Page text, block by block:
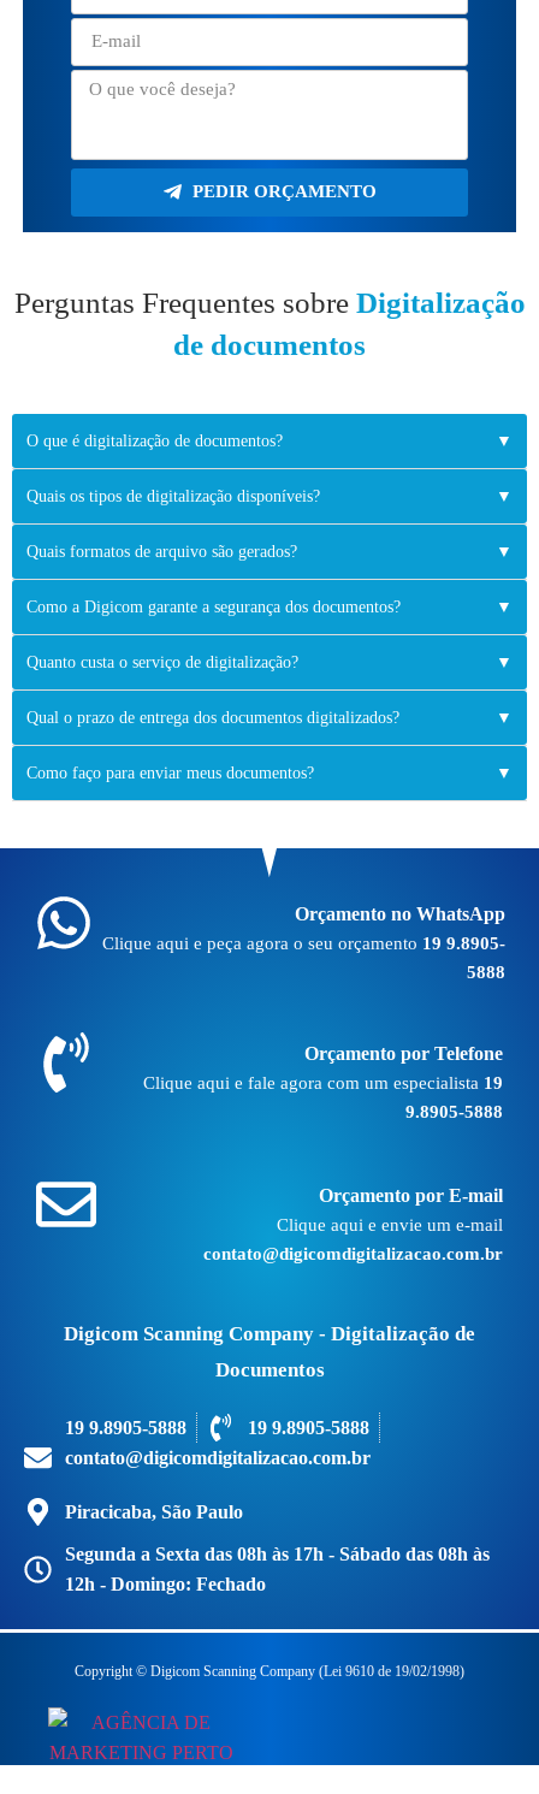
PEDIR ORÇAMENTO
Perguntas Frequentes sobre Digitalização
de documentos
O que é digitalização de documentos? ▼
Quais os tipos de digitalização disponíveis? ▼
Quais formatos de arquivo são gerados? ▼
Como a Digicom garante a segurança dos documentos? ▼
Quanto custa o serviço de digitalização? ▼
Qual o prazo de entrega dos documentos digitalizados? ▼
Como faço para enviar meus documentos? ▼
Orçamento no WhatsApp
Clique aqui e peça agora o seu orçamento 19 9.8905-
5888
Orçamento por Telefone
Clique aqui e fale agora com um especialista 19
9.8905-5888
Orçamento por E-mail
Clique aqui e envie um e-mail
contato@digicomdigitalizacao.com.br
Digicom Scanning Company - Digitalização de
Documentos
19 9.8905-5888
19 9.8905-5888
contato@digicomdigitalizacao.com.br
Piracicaba, São Paulo
Segunda a Sexta das 08h às 17h - Sábado das 08h às
12h - Domingo: Fechado
Copyright © Digicom Scanning Company (Lei 9610 de 19/02/1998)